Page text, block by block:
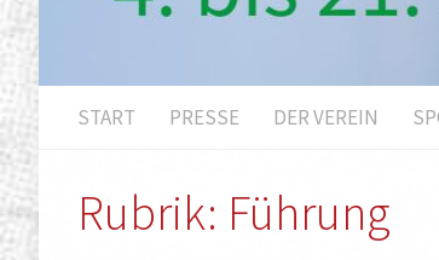
START PRESSE DER VEREIN
Rubrik: Führung